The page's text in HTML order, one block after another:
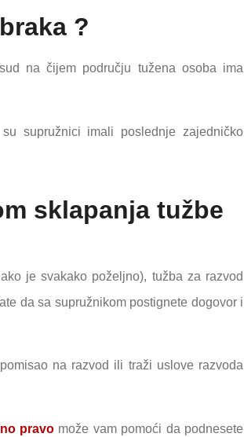
?
na čijem području tužena osoba ima
supružnici imali poslednje zajedničko
sklapanja tužbe
je svakako poželjno), tužba za razvod
da sa supružnikom postignete dogovor i
na razvod ili traži uslove razvoda
pravo može vam pomoći da podnesete